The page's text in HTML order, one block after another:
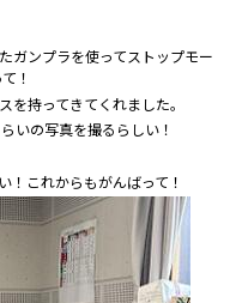
ガンプラを使ってストップモー
！
持ってきてくれました。
いの写真を撮るらしい！
！これからもがんばって！